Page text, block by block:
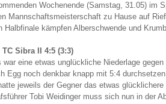
Wochenende (Samstag, 31.05) im
Mannschaftsmeisterschaft zu Hause auf
Halbfinale kämpfen Alberschwende und
Sibra II 4:5 (3:3)
war eine etwas unglückliche Niederlage
Egg noch denkbar knapp mit 5:4
jeweils der Gegner das etwas
Tobi Weidinger muss sich nun in der